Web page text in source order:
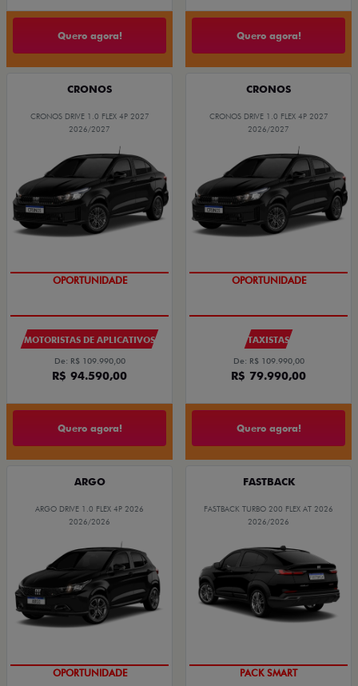
Quero agora! Quero agora!
CRONOS
CRONOS DRIVE 1.0 FLEX 4P 2027
2026/2027
OPORTUNIDADE
MOTORISTAS DE APLICATIVOS
De: R$ 109.990,00
R$ 94.590,00
Quero agora!
CRONOS
CRONOS DRIVE 1.0 FLEX 4P 2027
2026/2027
OPORTUNIDADE
TAXISTAS
De: R$ 109.990,00
R$ 79.990,00
Quero agora!
ARGO
ARGO DRIVE 1.0 FLEX 4P 2026
2026/2026
OPORTUNIDADE
FASTBACK
FASTBACK TURBO 200 FLEX AT 2026
2026/2026
PACK SMART